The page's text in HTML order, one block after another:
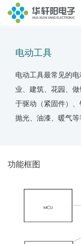
电动工具
电动工具最常见的
业、建筑、花园、
于驱动（紧固件）、
抛光、油漆、暖气等
功能框图